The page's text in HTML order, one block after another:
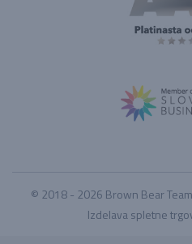
© 2018 - 2026 Brown Bear
Izdelava spletne